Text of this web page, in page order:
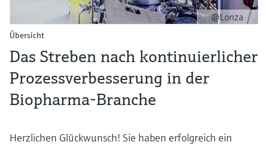
@Lonza
Übersicht
Das Streben nach kontinuierlicher
Prozessverbesserung in der
Biopharma-Branche
Herzlichen Glückwunsch! Sie haben erfolgreich ein